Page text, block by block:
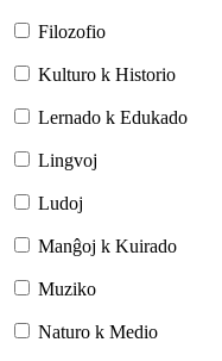
Filozofio
Kulturo k Historio
Lernado k Edukado
Lingvoj
Ludoj
Manĝoj k Kuirado
Muziko
Naturo k Medio